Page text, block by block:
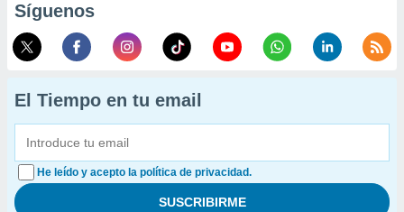
Síguenos
El Tiempo en tu email
He leído y acepto la política de privacidad.